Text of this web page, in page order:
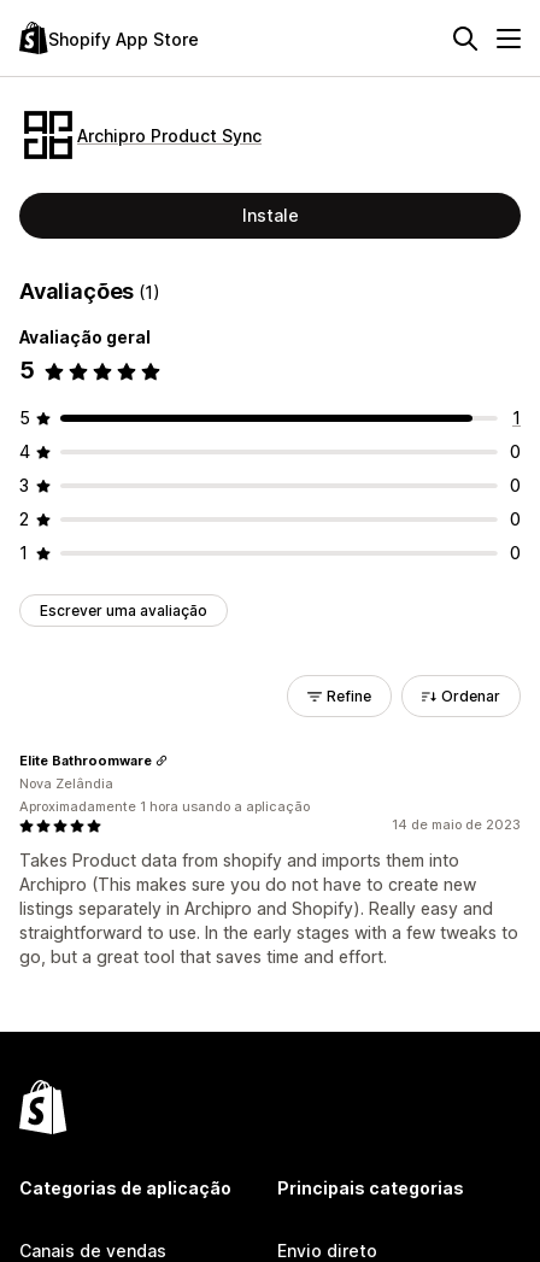
Shopify App Store
Archipro Product Sync
Instale
Avaliações (1)
Avaliação geral
5
5
1
4
0
3
0
2
0
1
0
Escrever uma avaliação
Refine Ordenar
14 de maio de 2023
Takes Product data from shopify and imports them into
Archipro (This makes sure you do not have to create new
listings separately in Archipro and Shopify). Really easy and
straightforward to use. In the early stages with a few tweaks to
go, but a great tool that saves time and effort.
Elite Bathroomware
Nova Zelândia
Aproximadamente 1 hora usando a aplicação
Categorias de aplicação
Canais de vendas
Principais categorias
Envio direto